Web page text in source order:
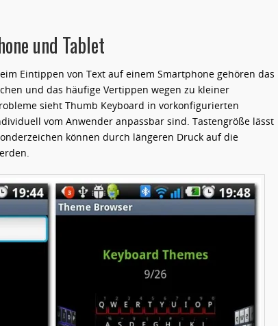
und Tablet
Eintippen von Text auf einem Smartphone gehören das
und das häufige Vertippen wegen zu kleiner
sieht Thumb Keyboard in vorkonfigurierten
vom Anwender anpassbar sind. Tastengröße lässt
können durch längeren Druck auf die